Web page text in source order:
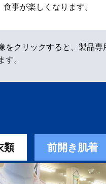
食事が楽しくなります。
をクリックすると、製品専
す。
類 前開き肌着